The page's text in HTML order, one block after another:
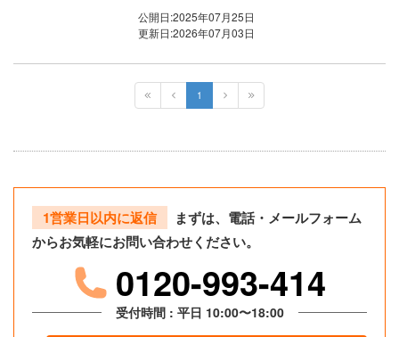
お申し込みから運用開始までの流れ
公開日:2025年07月25日
更新日:2026年07月03日
1
1営業日以内に返信
まずは、電話・メールフォーム
からお気軽にお問い合わせください。
0120-993-414
受付時間 : 平日 10:00〜18:00